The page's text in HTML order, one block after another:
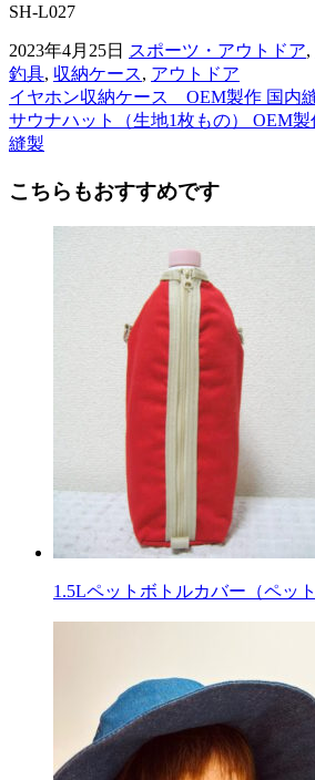
SH-L027
2023年4月25日 スポーツ・アウトドア,
釣具, 収納ケース, アウトドア
前
後
記
イヤホン収納ケース OEM製作 国内
サウナハット（生地1枚もの） OEM
縫製
こちらもおすすめです
1.5Lペットボトルカバー（ペッ